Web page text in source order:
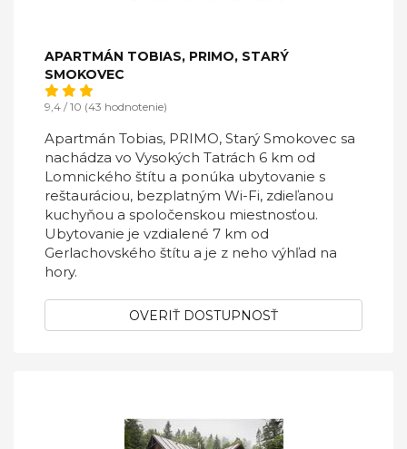
APARTMÁN TOBIAS, PRIMO, STARÝ
SMOKOVEC
9,4 / 10 (43 hodnotenie)
Apartmán Tobias, PRIMO, Starý Smokovec sa
nachádza vo Vysokých Tatrách 6 km od
Lomnického štítu a ponúka ubytovanie s
reštauráciou, bezplatným Wi-Fi, zdieľanou
kuchyňou a spoločenskou miestnosťou.
Ubytovanie je vzdialené 7 km od
Gerlachovského štítu a je z neho výhľad na
hory.
OVERIŤ DOSTUPNOSŤ